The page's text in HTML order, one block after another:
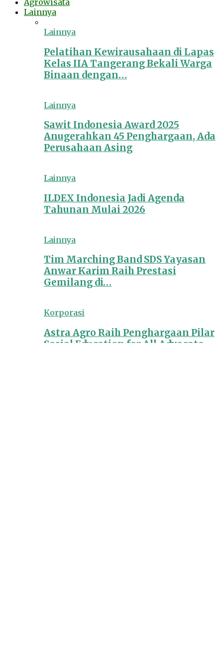
Agrowisata
Lainnya
Lainnya
Pelatihan Kewirausahaan di Lapas
Kelas IIA Tangerang Bekali Warga
Binaan dengan…
Lainnya
Sawit Indonesia Award 2025
Anugerahkan 45 Penghargaan, Ada
Perusahaan Asing
Lainnya
ILDEX Indonesia Jadi Agenda
Tahunan Mulai 2026
Lainnya
Tim Marching Band SDS Yayasan
Anwar Karim Raih Prestasi
Gemilang di…
Korporasi
Astra Agro Raih Penghargaan Pilar
Sosial Education for All Advocate